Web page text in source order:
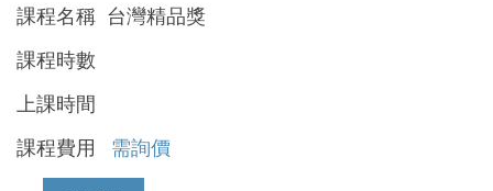
課程名稱 台灣精品獎
課程時數
上課時間
課程費用
需詢價